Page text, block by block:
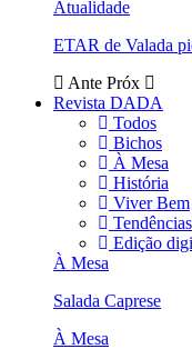
Atualidade
ETAR de Valada
Ante Próx
Revista DADA
Todos
Bichos
À Mesa
História
Viver Bem
Tendências
Edição
À Mesa
Salada Caprese
À Mesa